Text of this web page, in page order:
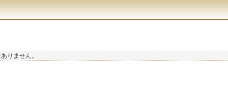
りません。